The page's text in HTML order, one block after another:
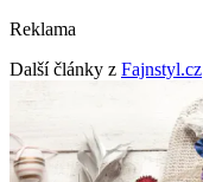
Reklama
Další články z Fajnstyl.cz